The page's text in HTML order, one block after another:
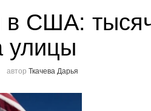
в США:
улицы
автор Ткачева Дарья